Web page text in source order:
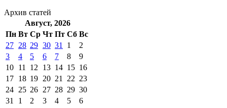
Архив статей
Август, 2026
Пн Вт Ср Чт Пт Cб Вс
27 28 29 30 31 1
2
3
4 5 6 7 8
9
10 11 12 13 14 15 16
17 18 19 20 21 22 23
24 25 26 27 28 29 30
31
1 2 3 4 5
6